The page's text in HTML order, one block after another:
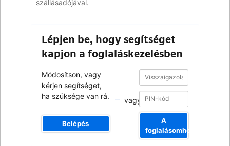
szállásadójával.
Lépjen be, hogy segítséget
kapjon a foglaláskezelésben
Módosítson, vagy
kérjen segítséget,
ha szüksége van rá.
Belépés
vagy
Visszaigazolási
szám
Visszaigazolási
szám
A
foglalásomhoz